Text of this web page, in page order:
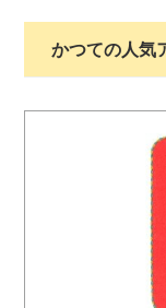
かつての人気